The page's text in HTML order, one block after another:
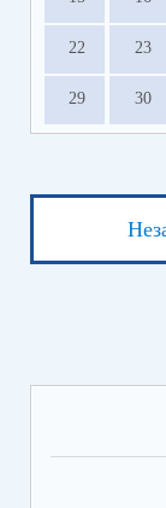
Математика
5 июня
Предмет на
биология;
география;
иностранные
химия;
9 июня
Экзамен по
русского
22 23
29 30